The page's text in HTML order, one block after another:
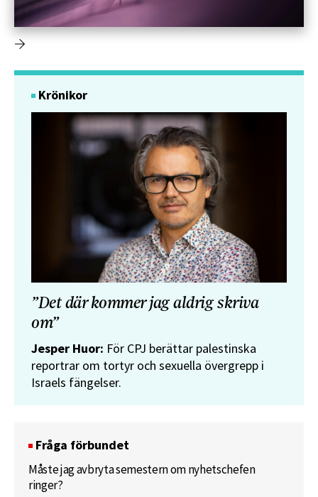
Krönikor
”Det där kommer jag aldrig skriva
om”
Jesper Huor: För CPJ berättar palestinska
reportrar om tortyr och sexuella övergrepp i
Israels fängelser.
Fråga förbundet
Måste jag avbryta semestern om nyhetschefen
ringer?